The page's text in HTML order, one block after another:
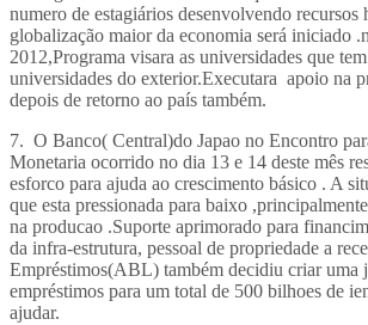
numero de estagiários desenvolvendo recursos
globalização maior da economia será iniciado
2012,Programa visara as universidades que
universidades do exterior.Executara apoio na
depois de retorno ao país também.
7. O Banco( Central)do Japao no Encontro
Monetaria ocorrido no dia 13 e 14 deste mês
esforco para ajuda ao crescimento básico . A
que esta pressionada para baixo
na producao .Suporte aprimorado para
da infra-estrutura, pessoal de propriedade a
Empréstimos(ABL) também decidiu criar uma
empréstimos para um total de 500 bilhoes de
ajudar.